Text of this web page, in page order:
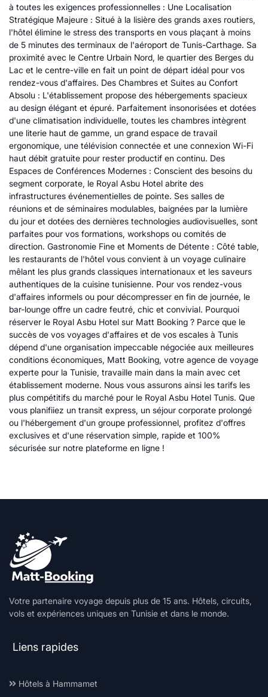
à toutes les exigences professionnelles : Une Localisation
Stratégique Majeure : Situé à la lisière des grands axes routiers,
l'hôtel élimine le stress des transports en vous plaçant à moins
de 5 minutes des terminaux de l'aéroport de Tunis-Carthage. Sa
proximité avec le Centre Urbain Nord, le quartier des Berges du
Lac et le centre-ville en fait un point de départ idéal pour vos
rendez-vous d'affaires. Des Chambres et Suites au Confort
Absolu : L'établissement propose des hébergements spacieux
au design élégant et épuré. Parfaitement insonorisées et dotées
d'une climatisation individuelle, toutes les chambres intègrent
une literie haut de gamme, un grand espace de travail
ergonomique, une télévision connectée et une connexion Wi-Fi
haut débit gratuite pour rester productif en continu. Des
Espaces de Conférences Modernes : Conscient des besoins du
segment corporate, le Royal Asbu Hotel abrite des
infrastructures événementielles de pointe. Ses salles de
réunions et de séminaires modulables, baignées par la lumière
du jour et dotées des dernières technologies audiovisuelles, sont
parfaites pour vos formations, workshops ou comités de
direction. Gastronomie Fine et Moments de Détente : Côté table,
les restaurants de l'hôtel vous convient à un voyage culinaire
mêlant les plus grands classiques internationaux et les saveurs
authentiques de la cuisine tunisienne. Pour vos rendez-vous
d'affaires informels ou pour décompresser en fin de journée, le
bar-lounge offre un cadre feutré, chic et convivial. Pourquoi
réserver le Royal Asbu Hotel sur Matt Booking ? Parce que le
succès de vos voyages d'affaires et de vos escales à Tunis
dépend d'une organisation impeccable négociée aux meilleures
conditions économiques, Matt Booking, votre agence de voyage
experte pour la Tunisie, travaille main dans la main avec cet
établissement moderne. Nous vous assurons ainsi les tarifs les
plus compétitifs du marché pour le Royal Asbu Hotel Tunis. Que
vous planifiiez un transit express, un séjour corporate prolongé
ou l'hébergement d'un groupe professionnel, profitez d'offres
exclusives et d'une réservation simple, rapide et 100%
sécurisée sur notre plateforme en ligne !
Votre partenaire voyage depuis plus de 15 ans. Hôtels, circuits,
vols et expériences uniques en Tunisie et dans le monde.
Liens rapides
Hôtels à Hammamet